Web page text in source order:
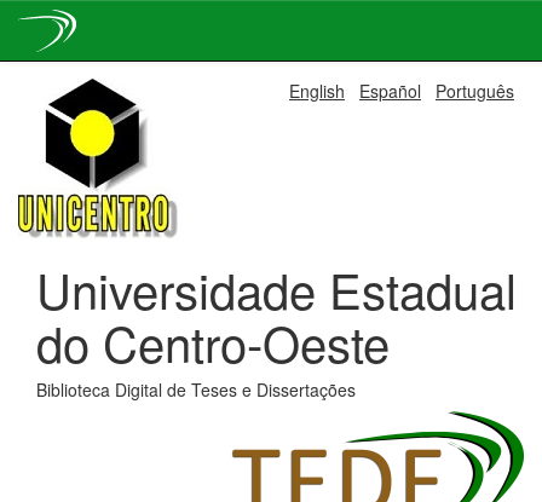
navigation
English Español Português
Universidade Estadual
do Centro-Oeste
Biblioteca Digital de Teses e Dissertações